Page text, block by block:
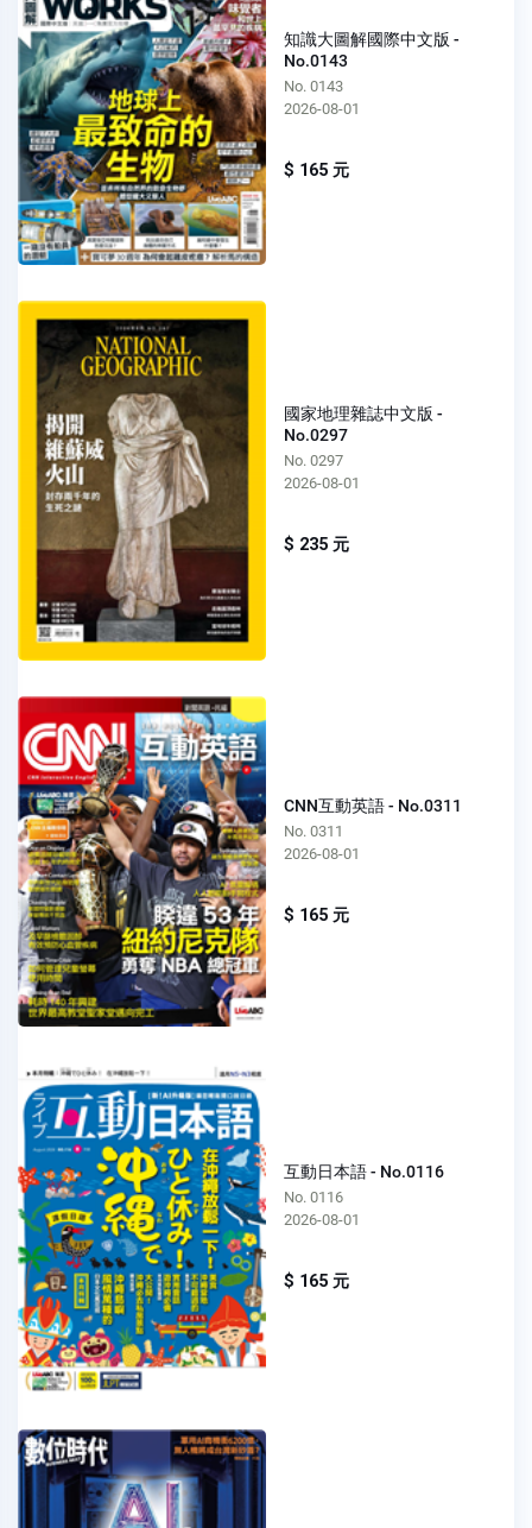
知識大圖解國際中文版 -
No.0143
No. 0143
2026-08-01
$ 165 元
國家地理雜誌中文版 -
No.0297
No. 0297
2026-08-01
$ 235 元
CNN互動英語 - No.0311
No. 0311
2026-08-01
$ 165 元
互動日本語 - No.0116
No. 0116
2026-08-01
$ 165 元